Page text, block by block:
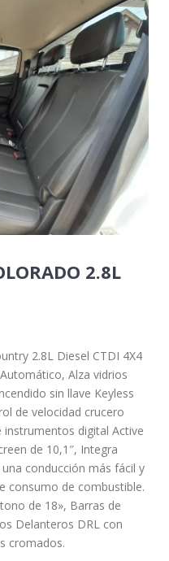
2.8L
2.8L Diesel CTDI 4X4
Alza vidrios
sin llave Keyless
de velocidad crucero
digital Active
de 10,1″, Integra
conducción más fácil y
consumo de combustible.
de 18», Barras de
Delanteros DRL con
cromados.